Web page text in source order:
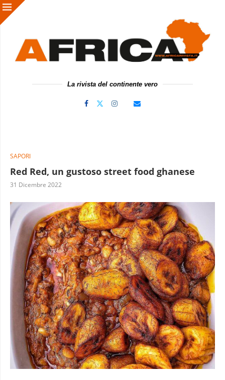
La rivista del continente vero
SAPORI
Red Red, un gustoso street food ghanese
31 Dicembre 2022